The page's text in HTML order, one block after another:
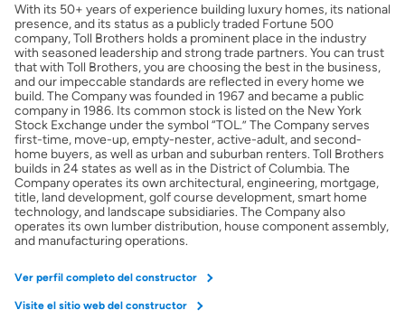
Obtener mi puntaje de crédito
Calcular mi hipoteca
Obtener Aprobación Previa
Preparar mi casa para la venta
Seguro de propietarios
Obtener ofertas por mi casa
With its 50+ years of experience building luxury homes, its national
presence, and its status as a publicly traded Fortune 500
company, Toll Brothers holds a prominent place in the industry
with seasoned leadership and strong trade partners. You can trust
that with Toll Brothers, you are choosing the best in the business,
and our impeccable standards are reflected in every home we
build. The Company was founded in 1967 and became a public
company in 1986. Its common stock is listed on the New York
Stock Exchange under the symbol “TOL.” The Company serves
first-time, move-up, empty-nester, active-adult, and second-
home buyers, as well as urban and suburban renters. Toll Brothers
builds in 24 states as well as in the District of Columbia. The
Company operates its own architectural, engineering, mortgage,
title, land development, golf course development, smart home
technology, and landscape subsidiaries. The Company also
operates its own lumber distribution, house component assembly,
and manufacturing operations.
Ver perfil completo del constructor
Visite el sitio web del constructor